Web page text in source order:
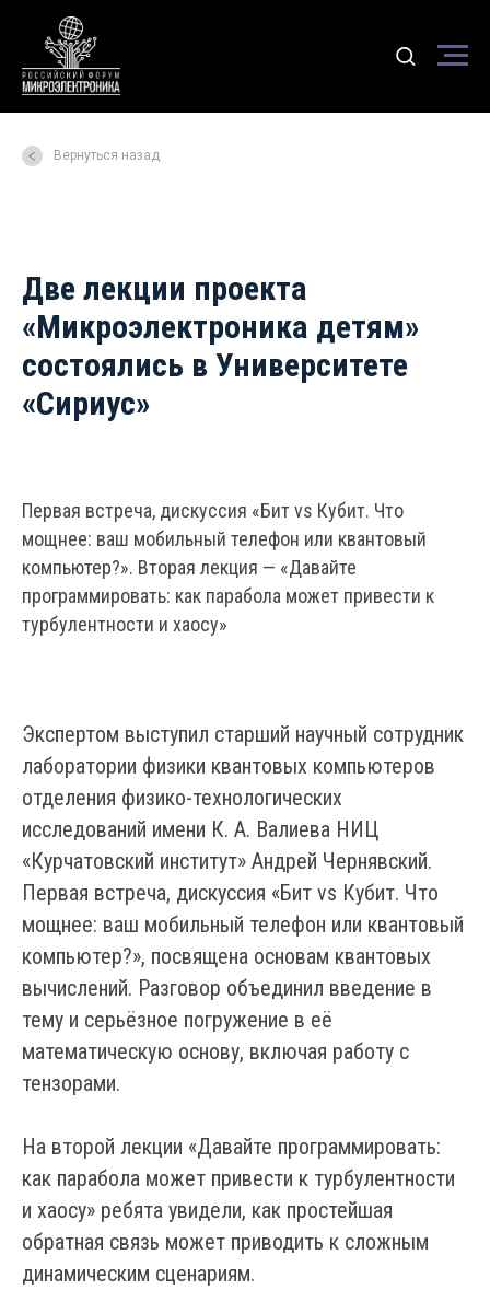
Вернуться назад
Две лекции проекта
«Микроэлектроника детям»
состоялись в Университете
«Сириус»
Первая встреча, дискуссия «Бит vs Кубит. Что
мощнее: ваш мобильный телефон или квантовый
компьютер?». Вторая лекция — «Давайте
программировать: как парабола может привести к
турбулентности и хаосу»
Экспертом выступил старший научный сотрудник
лаборатории физики квантовых компьютеров
отделения физико-технологических
исследований имени К. А. Валиева НИЦ
«Курчатовский институт» Андрей Чернявский.
Первая встреча, дискуссия «Бит vs Кубит. Что
мощнее: ваш мобильный телефон или квантовый
компьютер?», посвящена основам квантовых
вычислений. Разговор объединил введение в
тему и серьёзное погружение в её
математическую основу, включая работу с
тензорами.
На второй лекции «Давайте программировать:
как парабола может привести к турбулентности
и хаосу» ребята увидели, как простейшая
обратная связь может приводить к сложным
динамическим сценариям.